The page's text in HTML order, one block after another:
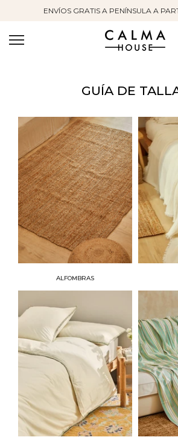
contenido
ENVÍOS GRATIS A PENÍNSULA A
GUÍA DE
ALFOMBRAS